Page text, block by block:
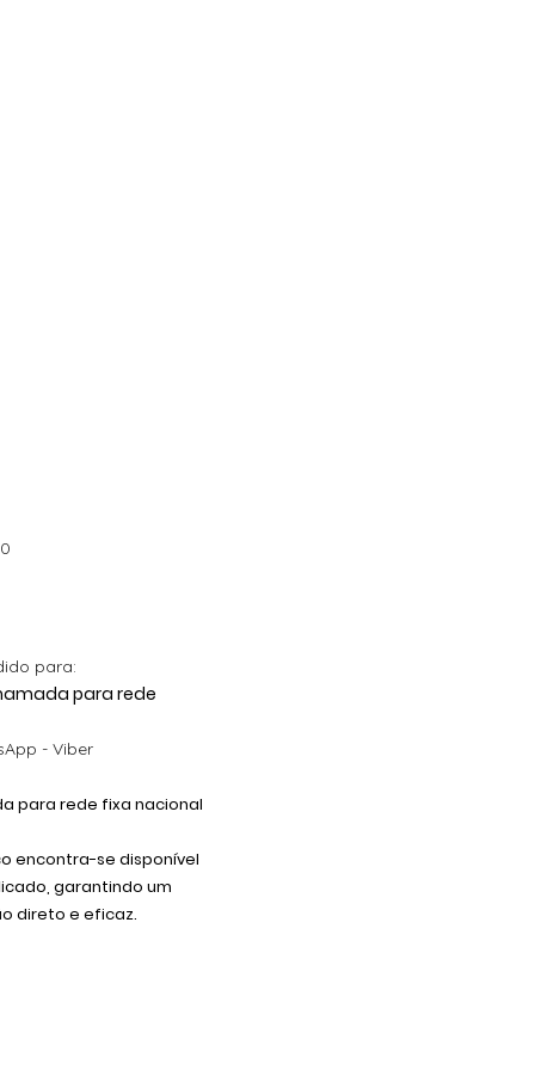
para:
para rede
- Viber
para rede fixa nacional
encontra-se disponível
garantindo um
direto e eficaz.